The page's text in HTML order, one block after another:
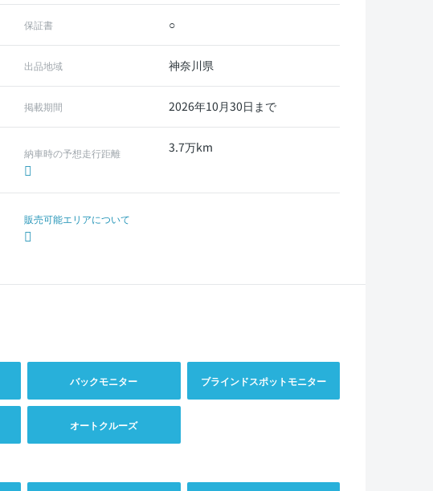
保証書 ○
出品地域 神奈川県
掲載期間 2026年10月30日まで
納車時の予想走行距離 3.7万km
販売可能エリアについて
バックモニター ブラインドスポットモニター
オートクルーズ